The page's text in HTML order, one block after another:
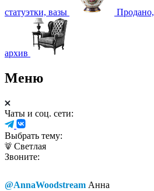
статуэтки, вазы Продано,
архив
Меню
Чаты и соц. сети:
Выбрать тему:
Светлая
Звоните:
@AnnaWoodstream Анна